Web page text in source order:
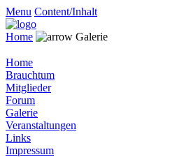
Menu Content/Inhalt
Home Galerie
Home
Brauchtum
Mitglieder
Forum
Galerie
Veranstaltungen
Links
Impressum